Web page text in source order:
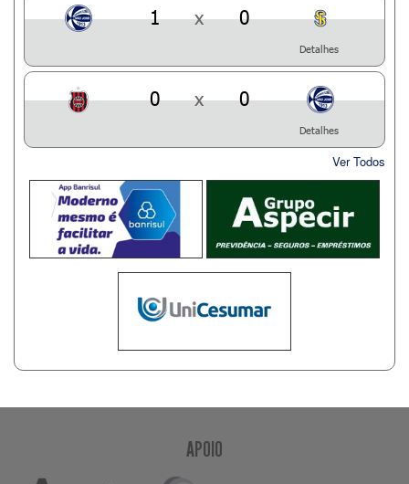
1 x 0
Detalhes
0 x 0
Detalhes
Ver Todos
APOIO